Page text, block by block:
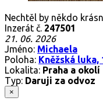
Nechtěl by někdo
Inzerát č. 247501
21. 06. 2026
Jméno: Michaela
Poloha: Kněžská luka,
Lokalita: Praha a okolí
Typ: Daruji za odvoz
×